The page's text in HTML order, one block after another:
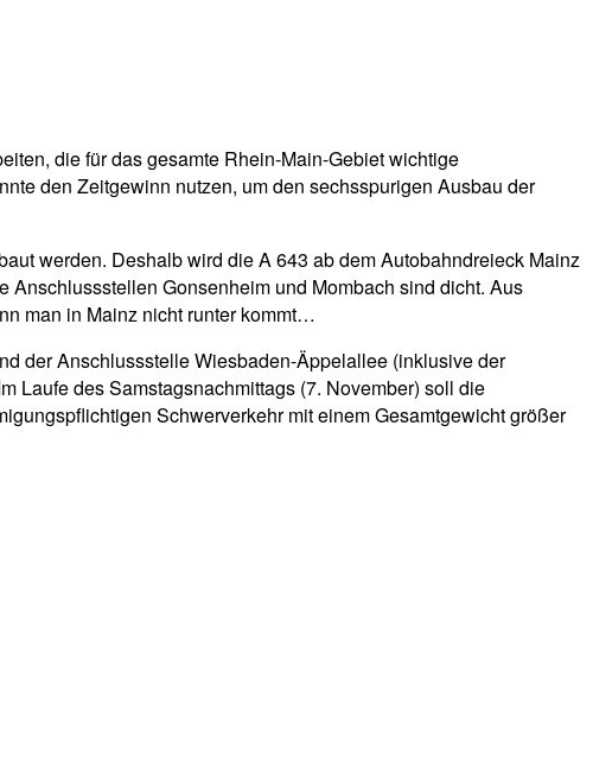
die für das gesamte Rhein-Main-Gebiet wichtige
den Zeitgewinn nutzen, um den sechsspurigen Ausbau der
werden. Deshalb wird die A 643 ab dem Autobahndreieck Mainz
Gonsenheim und Mombach sind dicht. Aus
man in Mainz nicht runter kommt…
der Anschlussstelle Wiesbaden-Äppelallee (inklusive der
Laufe des Samstagsnachmittags (7. November) soll die
Schwerverkehr mit einem Gesamtgewicht größer